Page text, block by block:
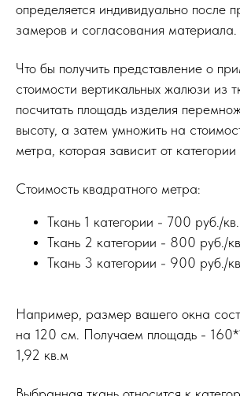
определяется индивидуально после
замеров и согласования материала.
Что бы получить представление о
стоимости вертикальных жалюзи из
посчитать площадь изделия
высоту, а затем умножить на
метра, которая зависит от категории
Стоимость квадратного метра:
Ткань 1 категории - 700 руб./
Ткань 2 категории - 800 руб./
Ткань 3 категории - 900 руб./
Например, размер вашего окна
на 120 см. Получаем площадь -
1,92 кв.м